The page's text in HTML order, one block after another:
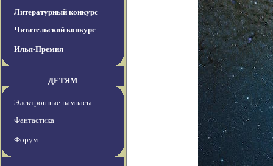
Литературный конкурс
Читательский конкурс
Илья-Премия
ДЕТЯМ
Электронные пампасы
Фантастика
Форум